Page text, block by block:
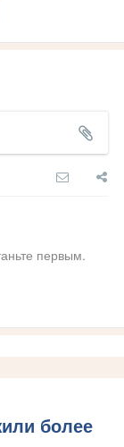
первым.
более